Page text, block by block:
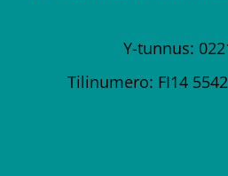
Y-tunnus:
Tilinumero: FI14